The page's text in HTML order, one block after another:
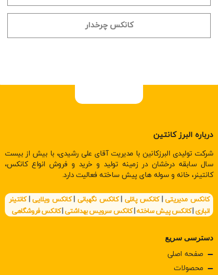
کانکس چرخدار
درباره البرز کانتین
شرکت تولیدی البرزکانین با مدیریت آقای علی رشیدی، با بیش از بیست
سال سابقه درخشان در زمینه تولید و خرید و فروش انواع کانکس،
کانتینر، خانه و سوله های پیش ساخته فعالیت دارد.
کانکس مدیریتی|کانکس پانلی |کانکس نگهبانی |کانکس ویلایی|کانتینر
انباری|کانکس پیش ساخته|کانکس سرویس بهداشتی|کانکس فروشگاهی
دسترسی سریع
صفحه اصلی
محصولات